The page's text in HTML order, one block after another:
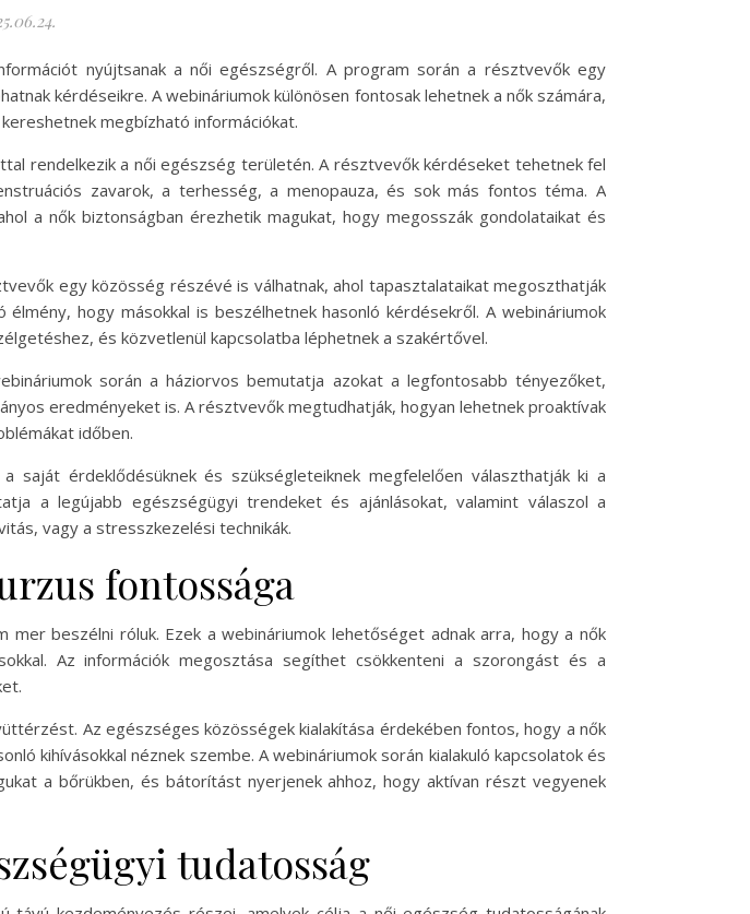
nyújtsanak a női egészségről. A program során a résztvevők egy
kérdéseikre. A webináriumok különösen fontosak lehetnek a nők számára,
megbízható információkat.
rendelkezik a női egészség területén. A résztvevők kérdéseket tehetnek fel
zavarok, a terhesség, a menopauza, és sok más fontos téma. A
a nők biztonságban érezhetik magukat, hogy megosszák gondolataikat és
egy közösség részévé is válhatnak, ahol tapasztalataikat megoszthatják
hogy másokkal is beszélhetnek hasonló kérdésekről. A webináriumok
és közvetlenül kapcsolatba léphetnek a szakértővel.
során a háziorvos bemutatja azokat a legfontosabb tényezőket,
eredményeket is. A résztvevők megtudhatják, hogyan lehetnek proaktívak
időben.
érdeklődésüknek és szükségleteiknek megfelelően választhatják ki a
a legújabb egészségügyi trendeket és ajánlásokat, valamint válaszol a
vagy a stresszkezelési technikák.
fontossága
beszélni róluk. Ezek a webináriumok lehetőséget adnak arra, hogy a nők
Az információk megosztása segíthet csökkenteni a szorongást és a
Az egészséges közösségek kialakítása érdekében fontos, hogy a nők
kihívásokkal néznek szembe. A webináriumok során kialakuló kapcsolatok és
a bőrükben, és bátorítást nyerjenek ahhoz, hogy aktívan részt vegyenek
tudatosság